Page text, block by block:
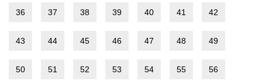
36 37 38 39 40 41 42
43 44 45 46 47 48 49
50 51 52 53 54 55 56